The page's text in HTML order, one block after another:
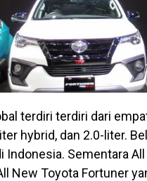
terdiri terdiri dari
hybrid, dan 2.0-liter.
Indonesia. Sementara
New Toyota Fortuner